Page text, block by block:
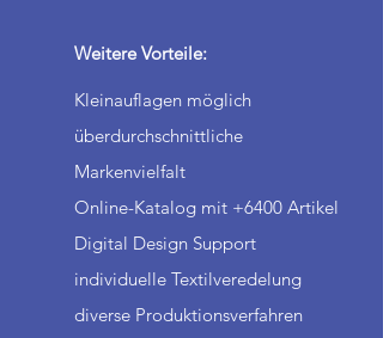
Weitere Vorteile:
Kleinauflagen möglich
überdurchschnittliche
Markenvielfalt
Online-Katalog mit +6400 Artikel
Digital Design Support
individuelle Textilveredelung
diverse Produktionsverfahren